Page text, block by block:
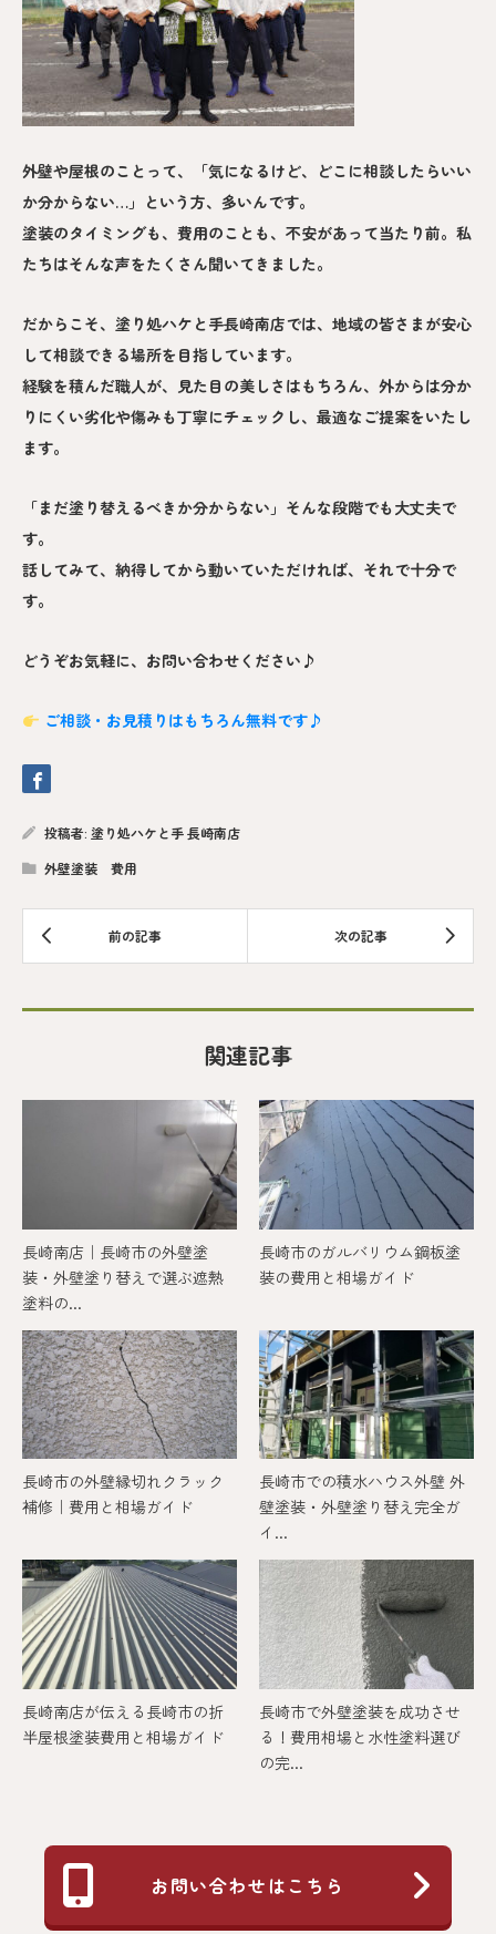
外壁や屋根のことって、「気になるけど、どこに相談したらいい
か分からない…」という方、多いんです。
塗装のタイミングも、費用のことも、不安があって当たり前。私
たちはそんな声をたくさん聞いてきました。
だからこそ、塗り処ハケと手長崎南店では、地域の皆さまが安心
して相談できる場所を目指しています。
経験を積んだ職人が、見た目の美しさはもちろん、外からは分か
りにくい劣化や傷みも丁寧にチェックし、最適なご提案をいたし
ます。
「まだ塗り替えるべきか分からない」そんな段階でも大丈夫で
す。
話してみて、納得してから動いていただければ、それで十分で
す。
どうぞお気軽に、お問い合わせください♪
ご相談・お見積りはもちろん無料です♪
投稿者: 塗り処ハケと手 長崎南店
外壁塗装 費用
関連記事
長崎南店｜長崎市の外壁塗
装・外壁塗り替えで選ぶ遮熱
塗料の...
長崎市のガルバリウム鋼板塗
装の費用と相場ガイド
長崎市の外壁縁切れクラック
補修｜費用と相場ガイド
長崎市での積水ハウス外壁 外
壁塗装・外壁塗り替え完全ガ
イ...
長崎南店が伝える長崎市の折
半屋根塗装費用と相場ガイド
長崎市で外壁塗装を成功させ
る！費用相場と水性塗料選び
の完...
お問い合わせはこちら